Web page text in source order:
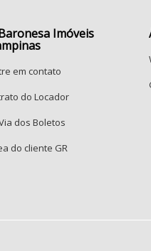
Imóveis
em contato
do Locador
dos Boletos
do cliente GR